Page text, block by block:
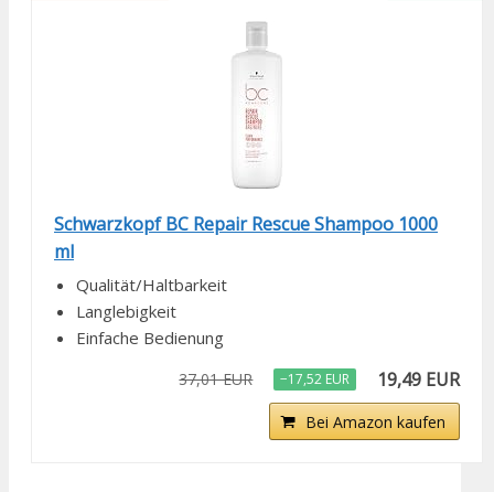
Schwarzkopf BC Repair Rescue Shampoo 1000
ml
Qualität/Haltbarkeit
Langlebigkeit
Einfache Bedienung
37,01 EUR −17,52 EUR 19,49 EUR
Bei Amazon kaufen